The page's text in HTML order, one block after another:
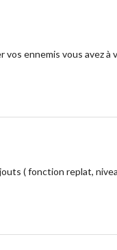
ennemis vous avez
( fonction replat,